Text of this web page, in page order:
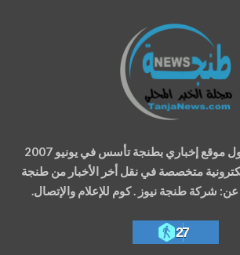
موقع إخباري بطنجة تأسس في يونيو 2007
متخصصة في نقل أخر الأخبار من طنجة
شركة طنجة نيوز . كوم للإعلام والإتصال.
27